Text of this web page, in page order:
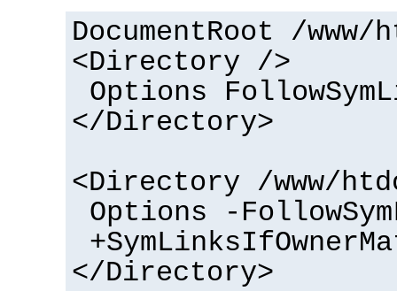
DocumentRoot /www/
<Directory />
Options
</Directory>
<Directory /www/
Options -
</Directory>